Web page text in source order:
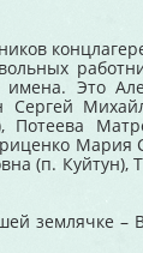
Это
Потеева
Мария
(п.
землячке –